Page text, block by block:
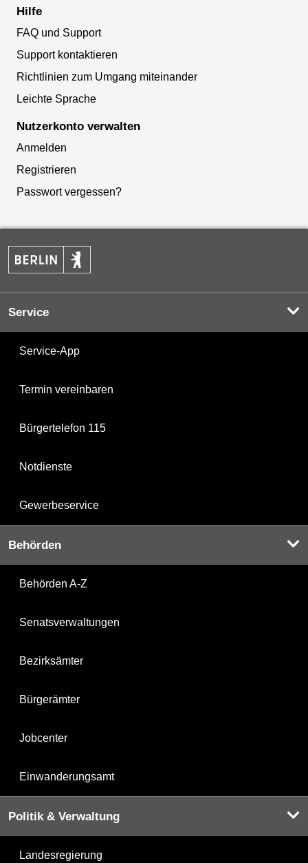
Hilfe
FAQ und Support
Support kontaktieren
Richtlinien zum Umgang miteinander
Leichte Sprache
Nutzerkonto verwalten
Anmelden
Registrieren
Passwort vergessen?
Service
Service-App
Termin vereinbaren
Bürgertelefon 115
Notdienste
Gewerbeservice
Behörden
Behörden A-Z
Senatsverwaltungen
Bezirksämter
Bürgerämter
Jobcenter
Einwanderungsamt
Politik & Verwaltung
Landesregierung